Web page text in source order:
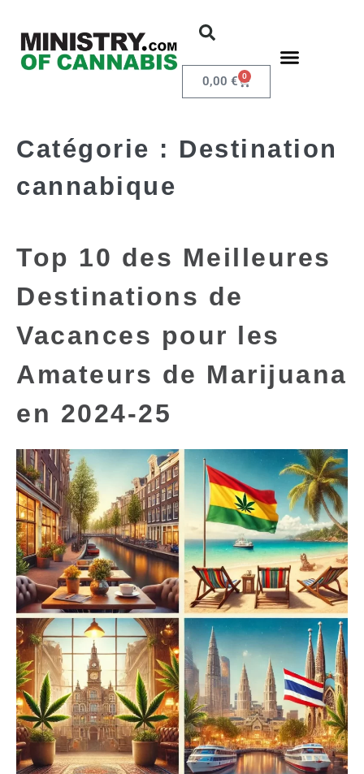
0,00 € 0
Catégorie : Destination
cannabique
Top 10 des Meilleures
Destinations de
Vacances pour les
Amateurs de Marijuana
en 2024-25